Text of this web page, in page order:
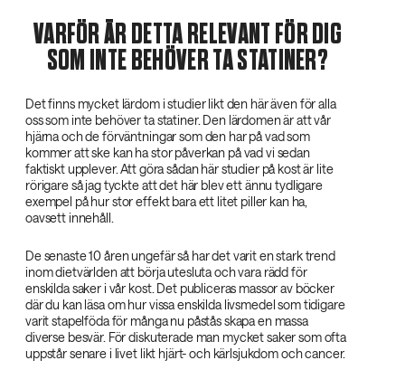
VARFÖR ÄR DETTA RELEVANT FÖR DIG
SOM INTE BEHÖVER TA STATINER?
Det finns mycket lärdom i studier likt den här även för alla
oss som inte behöver ta statiner. Den lärdomen är att vår
hjärna och de förväntningar som den har på vad som
kommer att ske kan ha stor påverkan på vad vi sedan
faktiskt upplever. Att göra sådan här studier på kost är lite
rörigare så jag tyckte att det här blev ett ännu tydligare
exempel på hur stor effekt bara ett litet piller kan ha,
oavsett innehåll.
De senaste 10 åren ungefär så har det varit en stark trend
inom dietvärlden att börja utesluta och vara rädd för
enskilda saker i vår kost. Det publiceras massor av böcker
där du kan läsa om hur vissa enskilda livsmedel som tidigare
varit stapelföda för många nu påstås skapa en massa
diverse besvär. För diskuterade man mycket saker som ofta
uppstår senare i livet likt hjärt- och kärlsjukdom och cancer.